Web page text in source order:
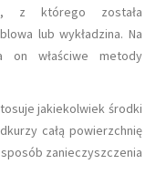
z którego została
lub wykładzina. Na
on właściwe metody
jakiekolwiek środki
całą powierzchnię
zanieczyszczenia